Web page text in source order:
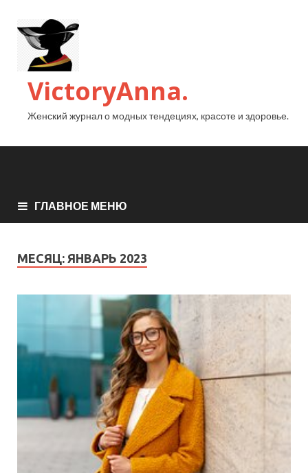
VictoryAnna.
Женский журнал о модных тендециях, красоте и здоровье.
ГЛАВНОЕ МЕНЮ
МЕСЯЦ: ЯНВАРЬ 2023